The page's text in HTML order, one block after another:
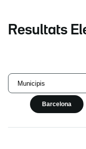
Resultats
Municipis
Barcelona